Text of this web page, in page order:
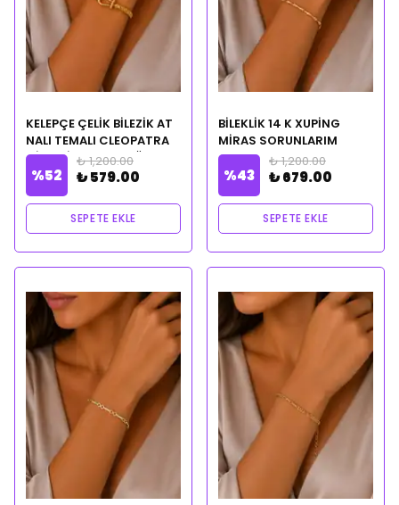
KELEPÇE ÇELİK BİLEZİK AT
NALI TEMALI CLEOPATRA
CİLVESİ NOTALI YAĞ
HEDİYELİ
%52
₺ 1,200.00
₺ 579.00
SEPETE EKLE
BİLEKLİK 14 K XUPİNG
MİRAS SORUNLARIM
ÇÖZÜLSÜN temalı
CLEOPATRA CİLVESİ
NOTALI YAĞ HEDİYELİ
%43
₺ 1,200.00
₺ 679.00
SEPETE EKLE